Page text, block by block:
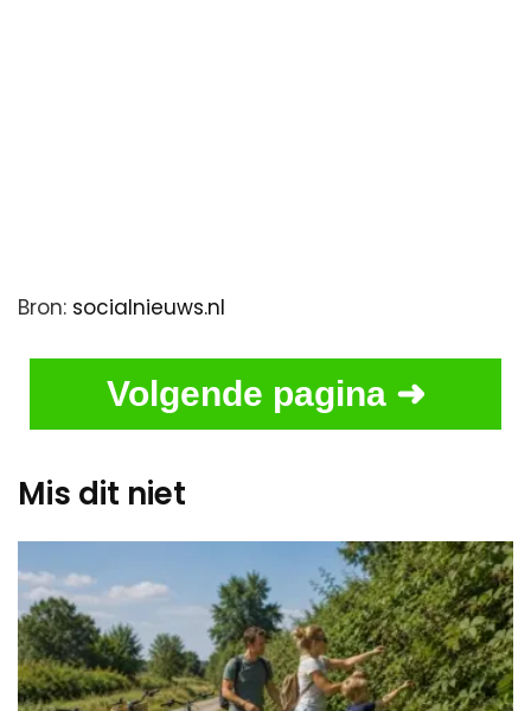
Bron: socialnieuws.nl
Volgende pagina ➜
Mis dit niet